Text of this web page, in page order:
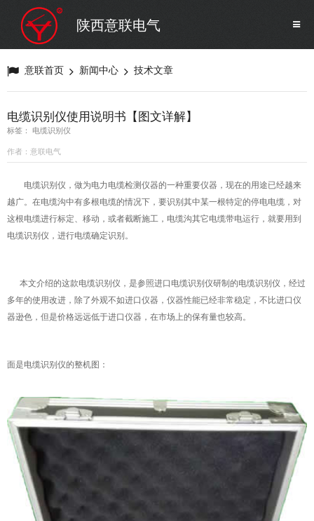
电力安全工器具
修试辅助设备
陕西意联电气
意联首页 新闻中心 技术文章
电缆识别仪使用说明书【图文详解】
标签： 电缆识别仪
作者：意联电气
电缆识别仪，做为电力电缆检测仪器的一种重要仪器，现在的用途已经越来
越广。在电缆沟中有多根电缆的情况下，要识别其中某一根特定的停电电缆，对
这根电缆进行标定、移动，或者截断施工，电缆沟其它电缆带电运行，就要用到
电缆识别仪，进行电缆确定识别。
本文介绍的这款电缆识别仪，是参照进口电缆识别仪研制的电缆识别仪，经过
多年的使用改进，除了外观不如进口仪器，仪器性能已经非常稳定，不比进口仪
器逊色，但是价格远远低于进口仪器，在市场上的保有量也较高。
面是电缆识别仪的整机图：